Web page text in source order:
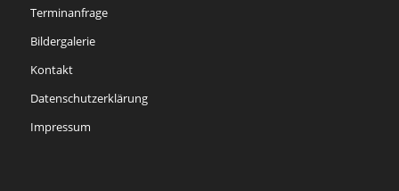
Terminanfrage
Bildergalerie
Kontakt
Datenschutzerklärung
Impressum